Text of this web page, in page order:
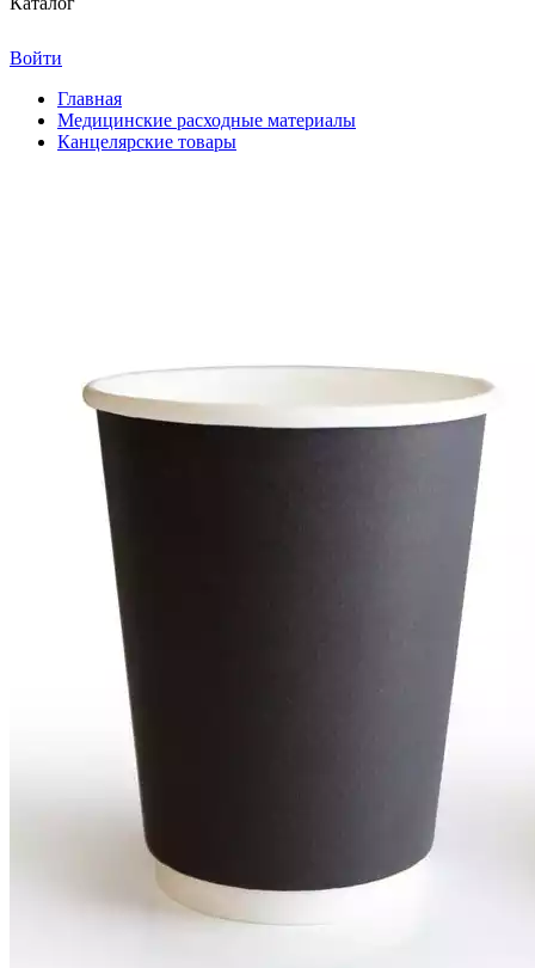
Войти
Главная
Медицинские расходные материалы
Канцелярские товары